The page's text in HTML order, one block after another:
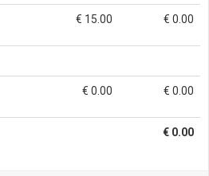
€ 15.00 € 0.00
€ 0.00 € 0.00
€ 0.00